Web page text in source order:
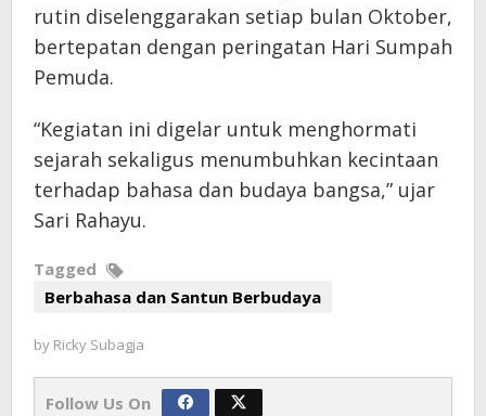
rutin diselenggarakan setiap bulan Oktober,
bertepatan dengan peringatan Hari Sumpah
Pemuda.
“Kegiatan ini digelar untuk menghormati
sejarah sekaligus menumbuhkan kecintaan
terhadap bahasa dan budaya bangsa,” ujar
Sari Rahayu.
Tagged
Berbahasa dan Santun Berbudaya
by Ricky Subagja
Follow Us On